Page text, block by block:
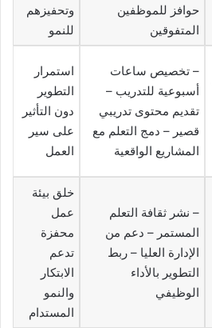
حوافز للموظفين
المتفوقين
وتحفيزهم
للنمو
– تخصيص ساعات
أسبوعية للتدريب –
تقديم محتوى تدريبي
قصير – دمج التعلم مع
المشاريع الواقعية
استمرار
التطوير
دون التأثير
على سير
العمل
– نشر ثقافة التعلم
المستمر – دعم من
الإدارة العليا – ربط
التطوير بالأداء
الوظيفي
خلق بيئة
عمل
محفزة
تدعم
الابتكار
والنمو
المستدام